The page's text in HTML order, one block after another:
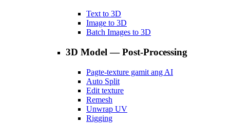
Text to 3D
Image to 3D
Batch Images to 3D
3D Model — Post-Processing
Pagte-texture gamit ang AI
Auto Split
Edit texture
Remesh
Unwrap UV
Rigging